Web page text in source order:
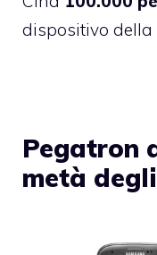
dispositivo della
Pegatron
metà